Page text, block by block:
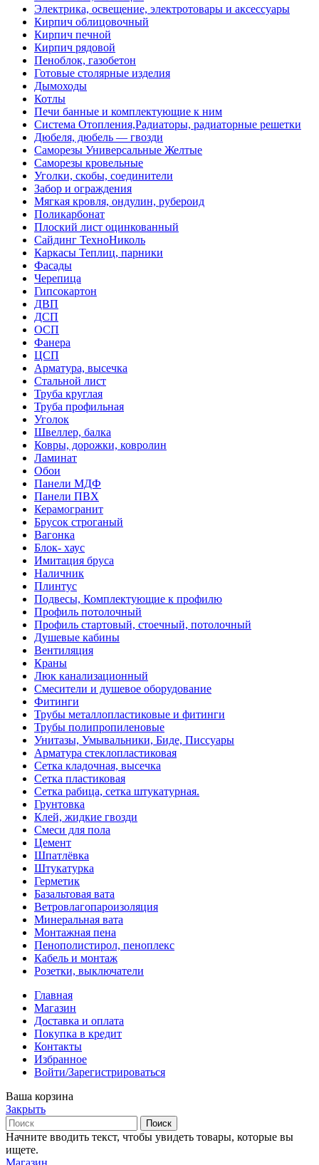
Электрика, освещение, электротовары и аксессуары
Кирпич облицовочный
Кирпич печной
Кирпич рядовой
Пеноблок, газобетон
Готовые столярные изделия
Дымоходы
Котлы
Печи банные и комплектующие к ним
Система Отопления,Радиаторы, радиаторные решетки
Дюбеля, дюбель — гвозди
Саморезы Универсальные Желтые
Саморезы кровельные
Уголки, скобы, соединители
Забор и ограждения
Мягкая кровля, ондулин, рубероид
Поликарбонат
Плоский лист оцинкованный
Сайдинг ТехноНиколь
Каркасы Теплиц, парники
Фасады
Черепица
Гипсокартон
ДВП
ДСП
ОСП
Фанера
ЦСП
Арматура, высечка
Стальной лист
Труба круглая
Труба профильная
Уголок
Швеллер, балка
Ковры, дорожки, ковролин
Ламинат
Обои
Панели МДФ
Панели ПВХ
Керамогранит
Брусок строганый
Вагонка
Блок- хаус
Имитация бруса
Наличник
Плинтус
Подвесы, Комплектующие к профилю
Профиль потолочный
Профиль стартовый, стоечный, потолочный
Душевые кабины
Вентиляция
Краны
Люк канализационный
Смесители и душевое оборудование
Фитинги
Трубы металлопластиковые и фитинги
Трубы полипропиленовые
Унитазы, Умывальники, Биде, Писсуары
Арматура стеклопластиковая
Сетка кладочная, высечка
Сетка пластиковая
Сетка рабица, сетка штукатурная.
Грунтовка
Клей, жидкие гвозди
Смеси для пола
Цемент
Шпатлёвка
Штукатурка
Герметик
Базальтовая вата
Ветровлагопароизоляция
Минеральная вата
Монтажная пена
Пенополистирол, пеноплекс
Кабель и монтаж
Розетки, выключатели
Главная
Магазин
Доставка и оплата
Покупка в кредит
Контакты
Избранное
Войти/Зарегистрироваться
Ваша корзина
Закрыть
Поиск
Начните вводить текст, чтобы увидеть товары, которые вы
ищете.
Магазин